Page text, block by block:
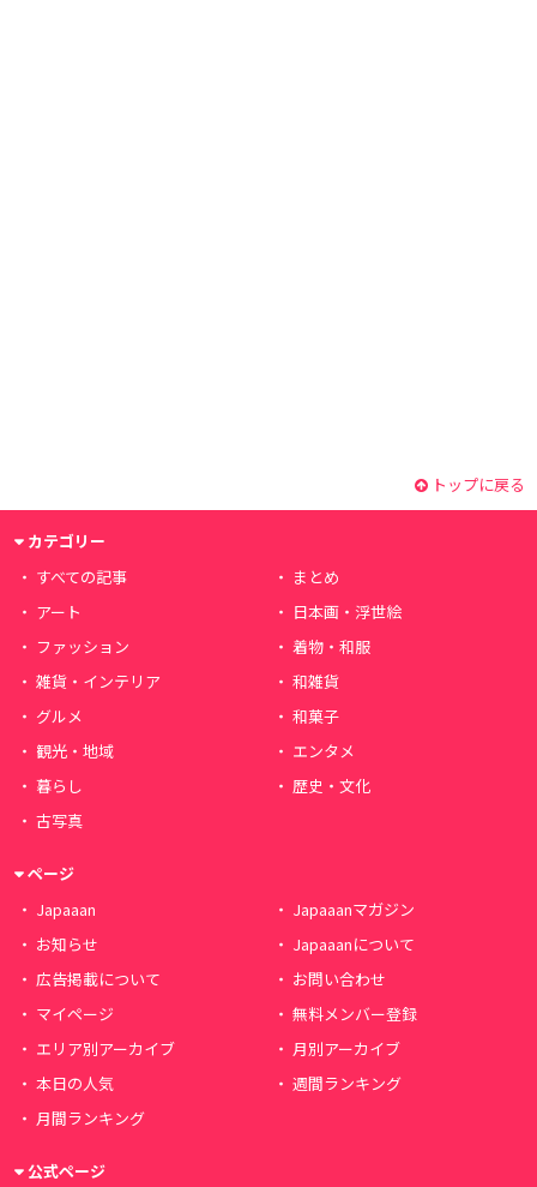
トップに戻る
カテゴリー
すべての記事
まとめ
アート
日本画・浮世絵
ファッション
着物・和服
雑貨・インテリア
和雑貨
グルメ
和菓子
観光・地域
エンタメ
暮らし
歴史・文化
古写真
ページ
Japaaan
Japaaanマガジン
お知らせ
Japaaanについて
広告掲載について
お問い合わせ
マイページ
無料メンバー登録
エリア別アーカイブ
月別アーカイブ
本日の人気
週間ランキング
月間ランキング
公式ページ